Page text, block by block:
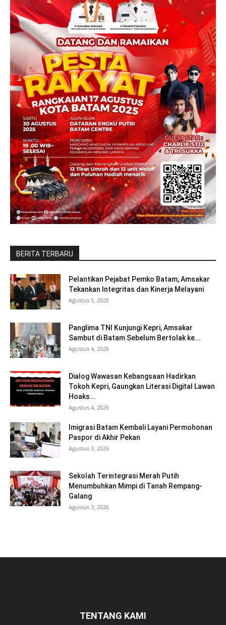
BERITA TERBARU
Pelantikan Pejabat Pemko Batam, Amsakar
Tekankan Integritas dan Kinerja Melayani
Agustus 5, 2026
Panglima TNI Kunjungi Kepri, Amsakar
Sambut di Batam Sebelum Bertolak ke...
Agustus 4, 2026
Dialog Wawasan Kebangsaan Hadirkan
Tokoh Kepri, Gaungkan Literasi Digital Lawan
Hoaks...
Agustus 4, 2026
Imigrasi Batam Kembali Layani Permohonan
Paspor di Akhir Pekan
Agustus 3, 2026
Sekolah Terintegrasi Merah Putih
Menumbuhkan Mimpi di Tanah Rempang-
Galang
Agustus 3, 2026
TENTANG KAMI